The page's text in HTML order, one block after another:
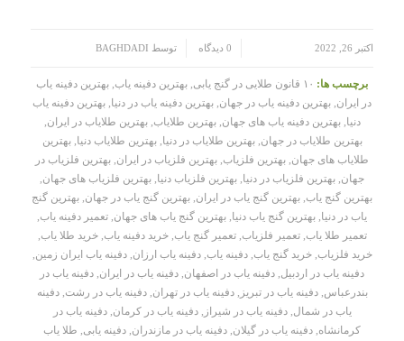
اکتبر 26, 2022 0 دیدگاه توسط BAGHDADI
برچسب ها: ۱۰ قانون طلایی در گنج یابی , بهترین دفینه یاب, بهترین دفینه یاب
در ایران, بهترین دفینه یاب در جهان, بهترین دفینه یاب در دنیا, بهترین دفینه یاب
دنیا,بهترین دفینه یاب های جهان,بهترین طلایاب,بهترین طلایاب در ایران,
بهترین طلایاب در جهان,بهترین طلایاب در دنیا,بهترین طلایاب دنیا,بهترین
طلایاب های جهان, بهترین فلزیاب, بهترین فلزیاب در ایران, بهترین فلزیاب در
جهان, بهترین فلزیاب در دنیا, بهترین فلزیاب دنیا, بهترین فلزیاب های جهان,
بهترین گنج یاب, بهترین گنج یاب در ایران, بهترین گنج یاب در جهان, بهترین گنج
یاب در دنیا, بهترین گنج یاب دنیا, بهترین گنج یاب های جهان, تعمیر دفینه یاب,
تعمیر طلا یاب,تعمیر فلزیاب,تعمیر گنج یاب,خرید دفینه یاب,خرید طلا یاب,
خرید فلزیاب,خرید گنج یاب,دفینه یاب,دفینه یاب ارزان,دفینه یاب ایران زمین,
دفینه یاب در اردبیل, دفینه یاب در اصفهان, دفینه یاب در ایران, دفینه یاب در
بندرعباس,دفینه یاب در تبریز ,دفینه یاب در تهران,دفینه یاب در رشت,دفینه
یاب در شمال,دفینه یاب در شیراز ,دفینه یاب در کرمان,دفینه یاب در
کرمانشاه, دفینه یاب در گیلان, دفینه یاب در مازندران, دفینه یابی, طلا یاب